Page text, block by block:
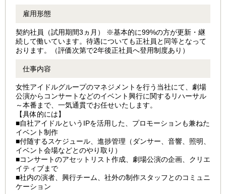
雇用形態
契約社員（試用期間3ヵ月） ※基本的に99%の⽅が更新・継
続して働いています。待遇についても正社員と同等となって
おります。（評価次第で2年後正社員へ登用制度あり）
仕事内容
女性アイドルグループのマネジメントを行う当社にて、劇場
公演からコンサートなどのイベント興行に関するリハーサル
～本番まで、一気通貫でお任せいたします。
【具体的には】
■自社アイドルというIPを活用した、プロモーションも兼ねた
イベント制作
■付随するスケジュール、進捗管理（ダンサー、音響、照明、
イベント会場などとのやり取り）
■コンサートのアセットリスト作成、劇場公演の企画、クリエ
イティブまで
■社内の演者、興行チーム、社外の制作スタッフとのコミュニ
ケーション